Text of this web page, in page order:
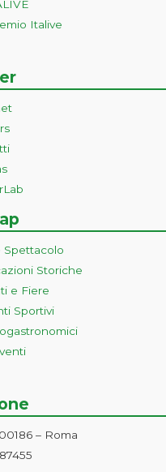
Italive
Spettacolo
Storiche
e Fiere
Sportivi
– Roma